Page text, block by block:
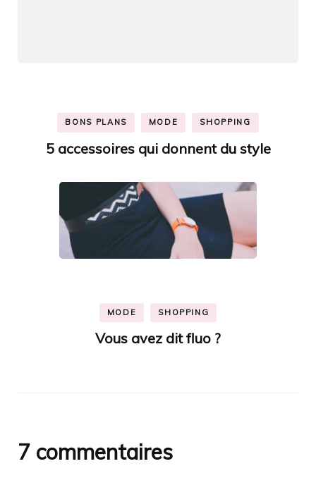
BONS PLANS MODE SHOPPING
5 accessoires qui donnent du style
MODE SHOPPING
Vous avez dit fluo ?
7 commentaires